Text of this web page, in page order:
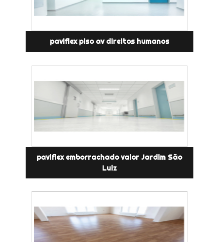
paviflex piso av direitos humanos
paviflex emborrachado valor Jardim São
Luiz